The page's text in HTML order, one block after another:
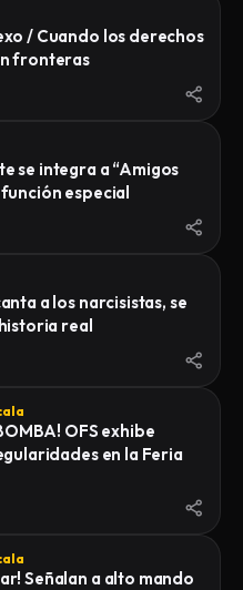
/ Cuando los derechos
fronteras
se integra a “Amigos
especial
a los narcisistas, se
real
OFS exhibe
en la Feria
Señalan a alto mando